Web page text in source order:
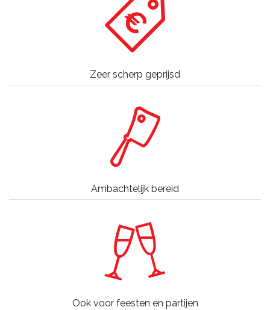
Zeer scherp geprijsd
Ambachtelijk bereid
Ook voor feesten en partijen